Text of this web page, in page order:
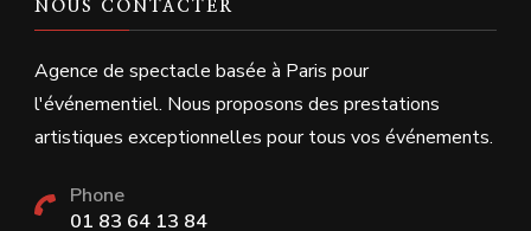
NOUS CONTACTER
Agence de spectacle basée à Paris pour
l'événementiel. Nous proposons des prestations
artistiques exceptionnelles pour tous vos événements.
Phone
01 83 64 13 84